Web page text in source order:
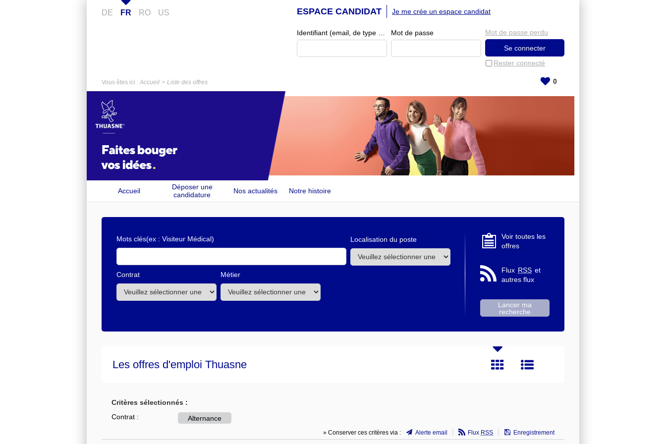
DE FR RO US ESPACE CANDIDAT
Mot de passe
Rester connecté
Mot de passe perdu
Je me crée un espace candidat
Vous êtes ici : Accueil Liste des offres 0
Accueil
Déposer une
candidature
spontanée
Nos actualités Notre histoire
Mots clés(ex : Visiteur Médical) Localisation du poste
Contrat Métier
Voir toutes les
offres
Flux RSS et
autres flux
Les offres d'emploi Thuasne
Critères sélectionnés :
Contrat :
Alternance
» Conserver ces critères via : Alerte email Flux RSS
Enregistrement